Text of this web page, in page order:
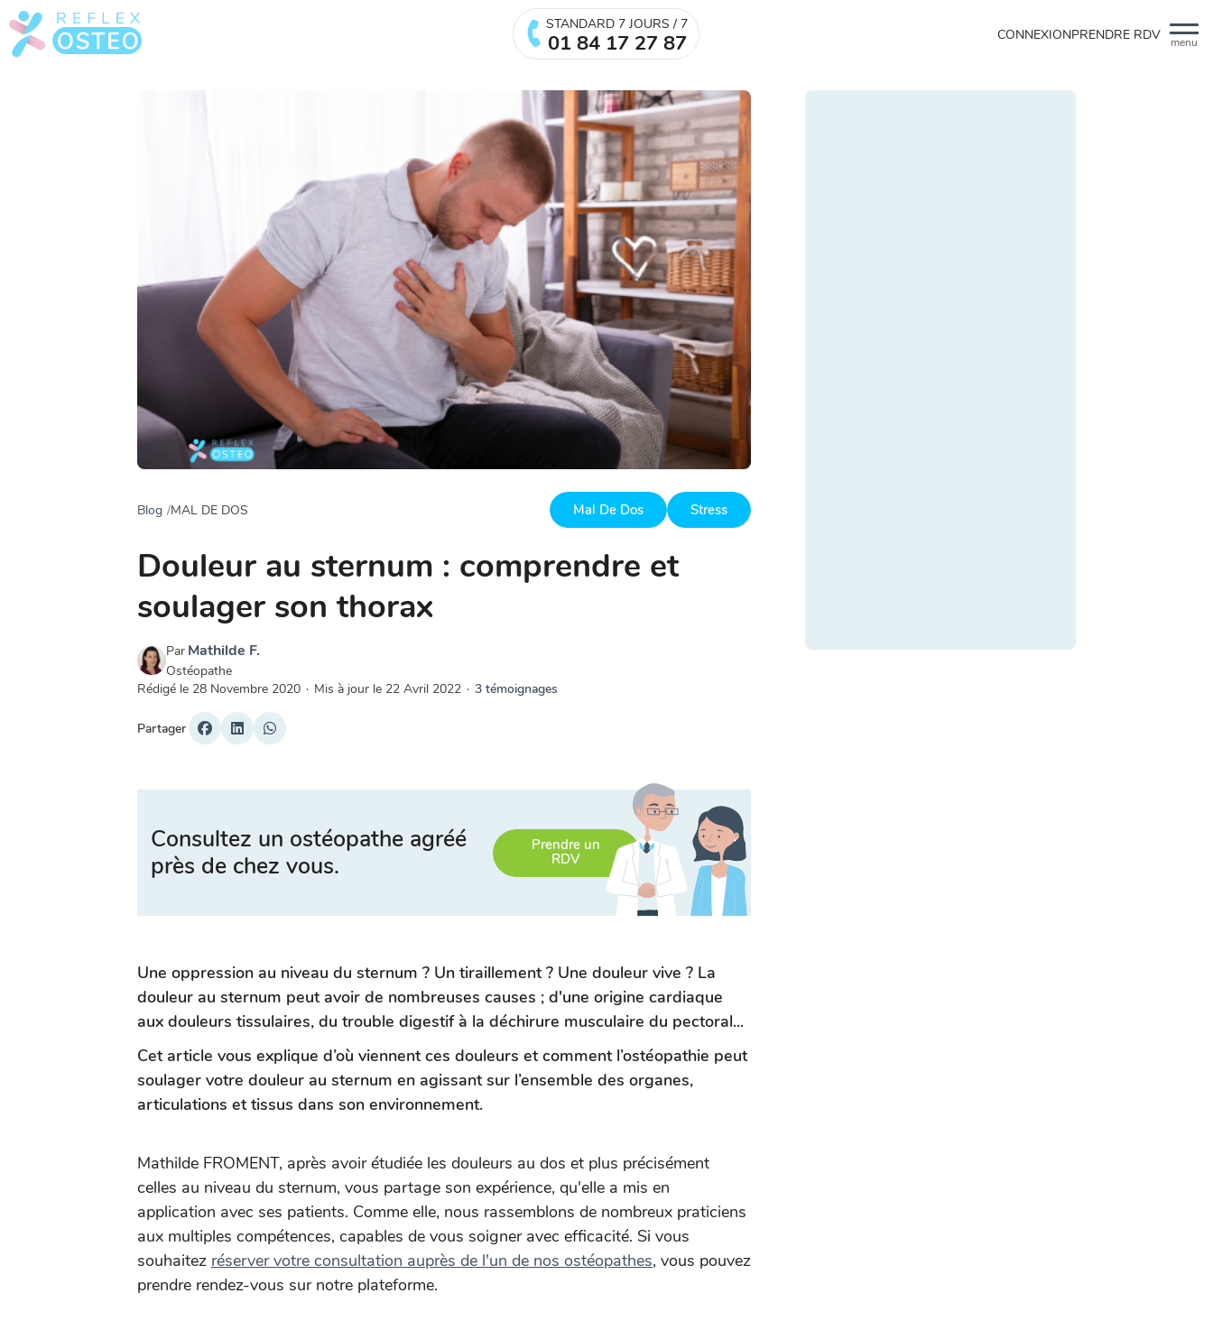
menu
STANDARD 7 JOURS / 7
01 84 17 27 87 CONNEXIONPRENDRE RDV
Blog MAL DE DOS Mal De Dos Stress
Douleur au sternum : comprendre et
soulager son thorax
Par Mathilde F.
Ostéopathe
Rédigé le 28 Novembre 2020 · Mis à jour le 22 Avril 2022 · 3 témoignages
Partager
Consultez un ostéopathe agréé
près de chez vous.
Prendre un
RDV
Une oppression au niveau du sternum ? Un tiraillement ? Une douleur vive ? La
douleur au sternum peut avoir de nombreuses causes ; d'une origine cardiaque
aux douleurs tissulaires, du trouble digestif à la déchirure musculaire du pectoral...
Cet article vous explique d’où viennent ces douleurs et comment l’ostéopathie peut
soulager votre douleur au sternum en agissant sur l’ensemble des organes,
articulations et tissus dans son environnement.
Mathilde FROMENT, après avoir étudiée les douleurs au dos et plus précisément
celles au niveau du sternum, vous partage son expérience, qu'elle a mis en
application avec ses patients. Comme elle, nous rassemblons de nombreux praticiens
aux multiples compétences, capables de vous soigner avec efficacité. Si vous
souhaitez réserver votre consultation auprès de l'un de nos ostéopathes, vous pouvez
prendre rendez-vous sur notre plateforme.